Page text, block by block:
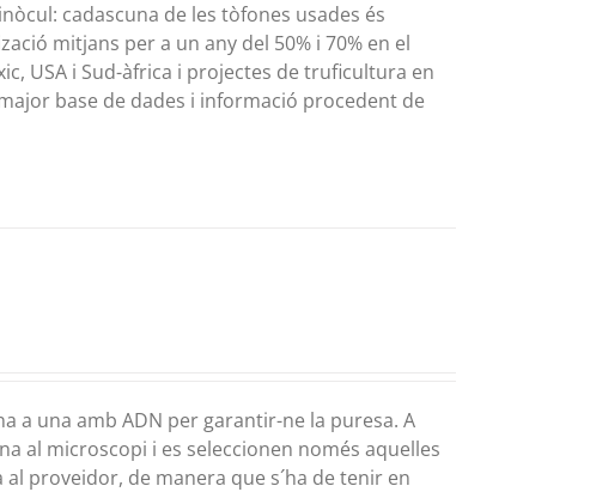
cadascuna de les tòfones usades és
mitjans per a un any del 50% i 70% en el
USA i Sud-àfrica i projectes de truficultura en
base de dades i informació procedent de
a una amb ADN per garantir-ne la puresa. A
al microscopi i es seleccionen només aquelles
proveidor, de manera que s´ha de tenir en